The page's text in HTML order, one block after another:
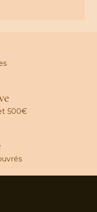
500€